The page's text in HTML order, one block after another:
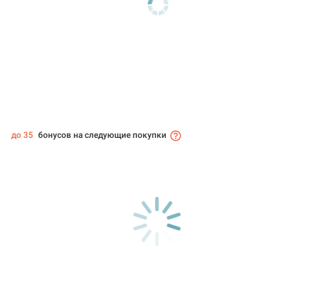
до 35 бонусов на следующие покупки